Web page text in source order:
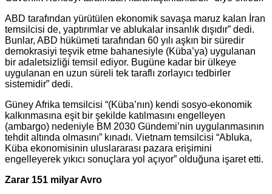
ABD tarafından yürütülen ekonomik savaşa maruz kalan İran
temsilcisi de, yaptırımlar ve ablukalar insanlık dışıdır” dedi.
Bunlar, ABD hükümeti tarafından 60 yılı aşkın bir süredir
demokrasiyi teşvik etme bahanesiyle (Küba’ya) uygulanan
bir adaletsizliği temsil ediyor. Bugüne kadar bir ülkeye
uygulanan en uzun süreli tek taraflı zorlayıcı tedbirler
sistemidir” dedi.
Güney Afrika temsilcisi “(Küba’nın) kendi sosyo-ekonomik
kalkınmasına eşit bir şekilde katılmasını engelleyen
(ambargo) nedeniyle BM 2030 Gündemi’nin uygulanmasının
tehdit altında olmasını” kınadı. Vietnam temsilcisi “Abluka,
Küba ekonomisinin uluslararası pazara erişimini
engelleyerek yıkıcı sonuçlara yol açıyor” olduğuna işaret etti.
Zarar 151 milyar Avro